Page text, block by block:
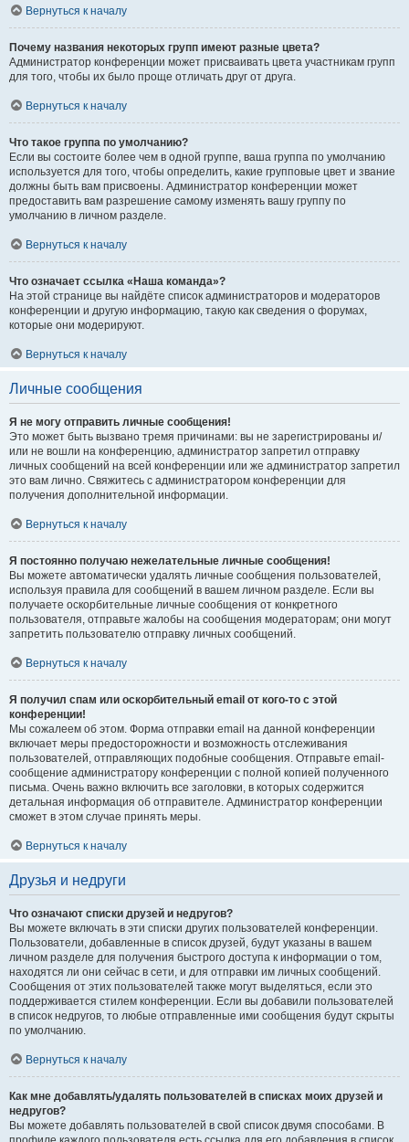
Вернуться к началу
Почему названия некоторых групп имеют разные цвета?
Администратор конференции может присваивать цвета участникам групп
для того, чтобы их было проще отличать друг от друга.
Вернуться к началу
Что такое группа по умолчанию?
Если вы состоите более чем в одной группе, ваша группа по умолчанию
используется для того, чтобы определить, какие групповые цвет и звание
должны быть вам присвоены. Администратор конференции может
предоставить вам разрешение самому изменять вашу группу по
умолчанию в личном разделе.
Вернуться к началу
Что означает ссылка «Наша команда»?
На этой странице вы найдёте список администраторов и модераторов
конференции и другую информацию, такую как сведения о форумах,
которые они модерируют.
Вернуться к началу
Личные сообщения
Я не могу отправить личные сообщения!
Это может быть вызвано тремя причинами: вы не зарегистрированы и/
или не вошли на конференцию, администратор запретил отправку
личных сообщений на всей конференции или же администратор запретил
это вам лично. Свяжитесь с администратором конференции для
получения дополнительной информации.
Вернуться к началу
Я постоянно получаю нежелательные личные сообщения!
Вы можете автоматически удалять личные сообщения пользователей,
используя правила для сообщений в вашем личном разделе. Если вы
получаете оскорбительные личные сообщения от конкретного
пользователя, отправьте жалобы на сообщения модераторам; они могут
запретить пользователю отправку личных сообщений.
Вернуться к началу
Я получил спам или оскорбительный email от кого-то с этой
конференции!
Мы сожалеем об этом. Форма отправки email на данной конференции
включает меры предосторожности и возможность отслеживания
пользователей, отправляющих подобные сообщения. Отправьте email-
сообщение администратору конференции с полной копией полученного
письма. Очень важно включить все заголовки, в которых содержится
детальная информация об отправителе. Администратор конференции
сможет в этом случае принять меры.
Вернуться к началу
Друзья и недруги
Что означают списки друзей и недругов?
Вы можете включать в эти списки других пользователей конференции.
Пользователи, добавленные в список друзей, будут указаны в вашем
личном разделе для получения быстрого доступа к информации о том,
находятся ли они сейчас в сети, и для отправки им личных сообщений.
Сообщения от этих пользователей также могут выделяться, если это
поддерживается стилем конференции. Если вы добавили пользователей
в список недругов, то любые отправленные ими сообщения будут скрыты
по умолчанию.
Вернуться к началу
Как мне добавлять/удалять пользователей в списках моих друзей и
недругов?
Вы можете добавлять пользователей в свой список двумя способами. В